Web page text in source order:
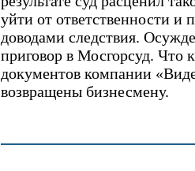
уйти от ответственности и
доводами следствия.
приговор в Мосгорсуд. Что
документов компании
возвращены бизнесмену.